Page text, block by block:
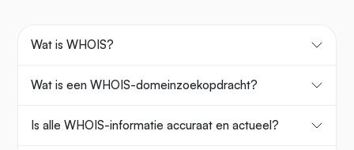
Wat is WHOIS?
Wat is een WHOIS-domeinzoekopdracht?
Is alle WHOIS-informatie accuraat en actueel?